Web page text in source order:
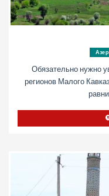
Обязательно нужно
регионов Малого